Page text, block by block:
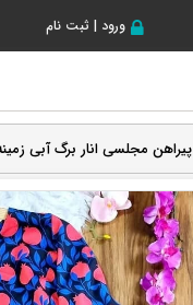
ورود | ثبت نام
پیراهن مجلسی انار برگ آبی